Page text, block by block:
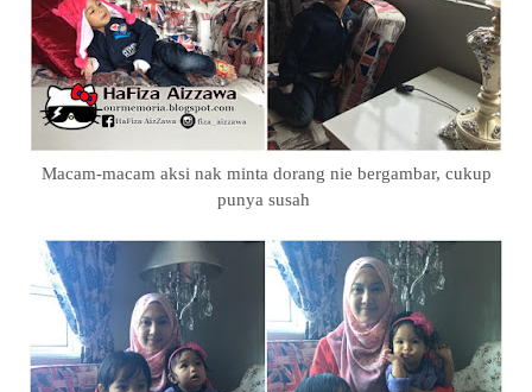
Macam-macam aksi nak minta dorang nie bergambar, cukup
punya susah